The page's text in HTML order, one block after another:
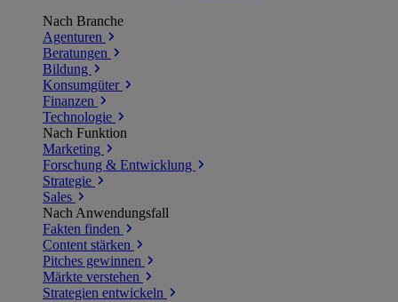
Nach Branche
Agenturen
Beratungen
Bildung
Konsumgüter
Finanzen
Technologie
Nach Funktion
Marketing
Forschung & Entwicklung
Strategie
Sales
Nach Anwendungsfall
Fakten finden
Content stärken
Pitches gewinnen
Märkte verstehen
Strategien entwickeln